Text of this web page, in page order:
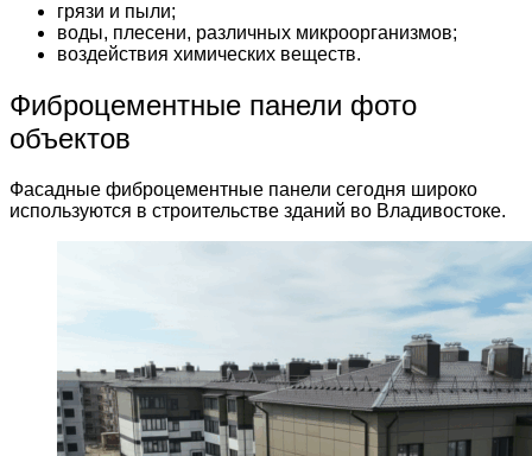
грязи и пыли;
воды, плесени, различных микроорганизмов;
воздействия химических веществ.
Фиброцементные панели фото
объектов
Фасадные фиброцементные панели сегодня широко
используются в строительстве зданий во Владивостоке.